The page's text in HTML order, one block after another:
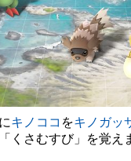
キノココ をキノガッ
くさむすび」を覚え